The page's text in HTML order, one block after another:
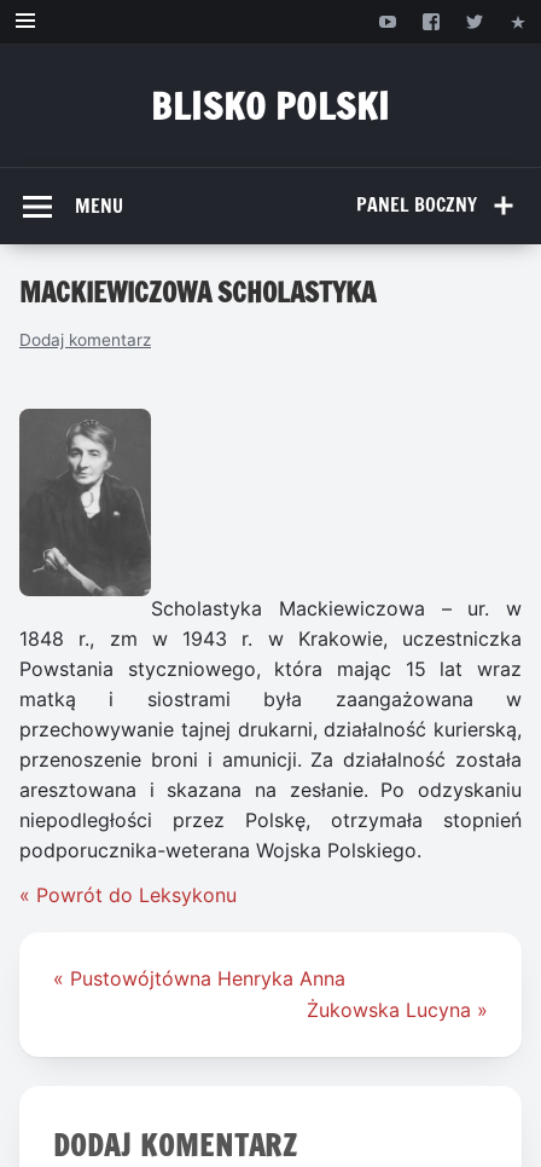
Przejdź
BLISKO POLSKI
PANEL BOCZNY
MENU
MACKIEWICZOWA SCHOLASTYKA
Dodaj komentarz
Scholastyka Mackiewiczowa – ur. w
1848 r., zm w 1943 r. w Krakowie, uczestniczka
Powstania styczniowego, która mając 15 lat wraz
matką i siostrami była zaangażowana w
przechowywanie tajnej drukarni, działalność kurierską,
przenoszenie broni i amunicji. Za działalność została
aresztowana i skazana na zesłanie. Po odzyskaniu
niepodległości przez Polskę, otrzymała stopnień
podporucznika-weterana Wojska Polskiego.
« Powrót do Leksykonu
Nawigacja
« Pustowójtówna Henryka Anna
Żukowska Lucyna »
DODAJ KOMENTARZ